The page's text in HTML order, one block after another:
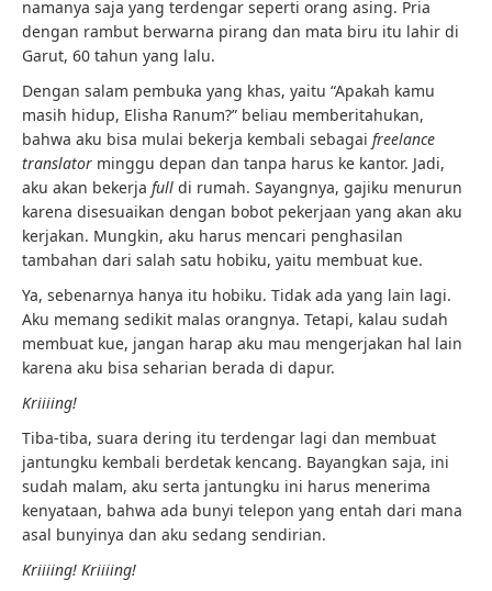
namanya saja yang terdengar seperti orang asing. Pria
dengan rambut berwarna pirang dan mata biru itu lahir di
Garut, 60 tahun yang lalu.
Dengan salam pembuka yang khas, yaitu “Apakah kamu
masih hidup, Elisha Ranum?” beliau memberitahukan,
bahwa aku bisa mulai bekerja kembali sebagai freelance
translator minggu depan dan tanpa harus ke kantor. Jadi,
aku akan bekerja full di rumah. Sayangnya, gajiku menurun
karena disesuaikan dengan bobot pekerjaan yang akan aku
kerjakan. Mungkin, aku harus mencari penghasilan
tambahan dari salah satu hobiku, yaitu membuat kue.
Ya, sebenarnya hanya itu hobiku. Tidak ada yang lain lagi.
Aku memang sedikit malas orangnya. Tetapi, kalau sudah
membuat kue, jangan harap aku mau mengerjakan hal lain
karena aku bisa seharian berada di dapur.
Kriiiing!
Tiba-tiba, suara dering itu terdengar lagi dan membuat
jantungku kembali berdetak kencang. Bayangkan saja, ini
sudah malam, aku serta jantungku ini harus menerima
kenyataan, bahwa ada bunyi telepon yang entah dari mana
asal bunyinya dan aku sedang sendirian.
Kriiiing! Kriiiing!